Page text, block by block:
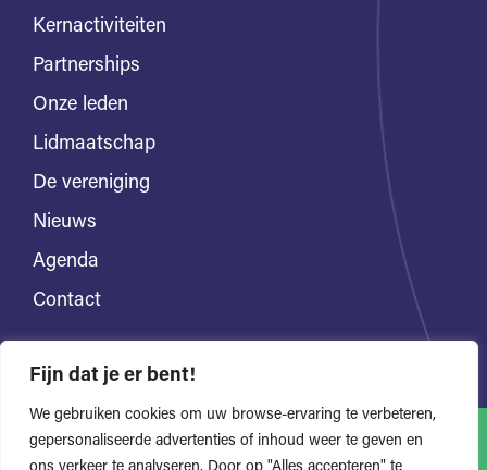
Fijn dat je er bent!
We gebruiken cookies om uw browse-ervaring te verbeteren,
gepersonaliseerde advertenties of inhoud weer te geven en
Kernactiviteiten
Partnerships
Onze leden
Lidmaatschap
De vereniging
Nieuws
Agenda
Contact